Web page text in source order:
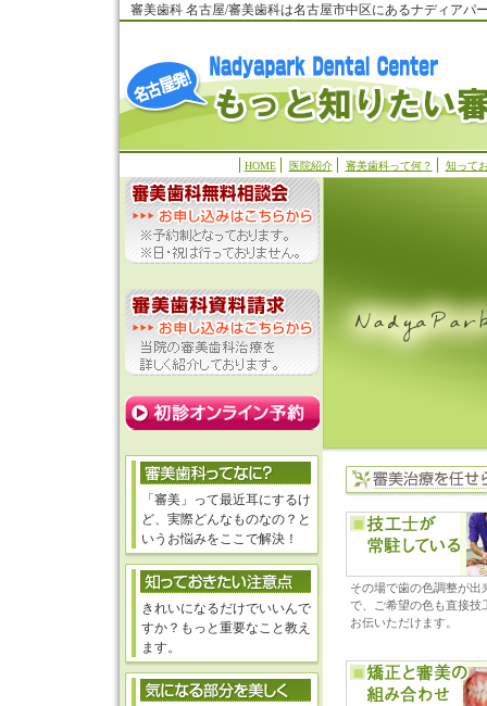
審美歯科 名古屋/審美歯科は名古屋市中区にあるナディアパ
HOME 医院紹介 審美歯科って何？ 知って
その場で歯の色調整が出
で、ご希望の色も直接技
お伝いただけます。
「審美」って最近耳にするけ
ど、実際どんなものなの？と
いうお悩みをここで解決！
きれいになるだけでいいんで
すか？もっと重要なこと教え
ます。